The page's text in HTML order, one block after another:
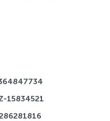
15834521